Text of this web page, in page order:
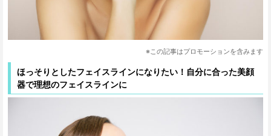
※この記事はプロモーションを含みます
ほっそりとしたフェイスラインになりたい！自分に合った美顔
器で理想のフェイスラインに